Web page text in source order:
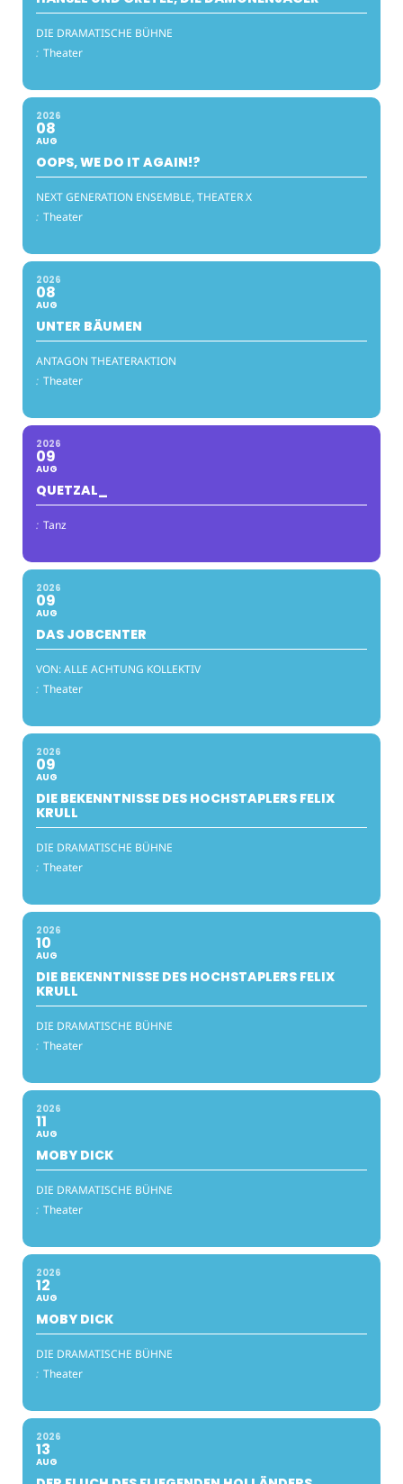
DIE DRAMATISCHE BÜHNE
: Theater
2026
08
AUG
OOPS, WE DO IT AGAIN!?
NEXT GENERATION ENSEMBLE, THEATER X
: Theater
2026
08
AUG
UNTER BÄUMEN
ANTAGON THEATERAKTION
: Theater
2026
09
AUG
QUETZAL_
: Tanz
2026
09
AUG
DAS JOBCENTER
VON: ALLE ACHTUNG KOLLEKTIV
: Theater
2026
09
AUG
DIE BEKENNTNISSE DES HOCHSTAPLERS FELIX
KRULL
DIE DRAMATISCHE BÜHNE
: Theater
2026
10
AUG
DIE BEKENNTNISSE DES HOCHSTAPLERS FELIX
KRULL
DIE DRAMATISCHE BÜHNE
: Theater
2026
11
AUG
MOBY DICK
DIE DRAMATISCHE BÜHNE
: Theater
2026
12
AUG
MOBY DICK
DIE DRAMATISCHE BÜHNE
: Theater
2026
13
AUG